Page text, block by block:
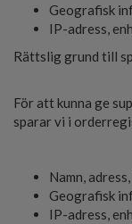
Geografisk
IP-adress,
Rättslig grund till
För att kunna ge
sparar vi i
Namn,
Geografisk
IP-adress,